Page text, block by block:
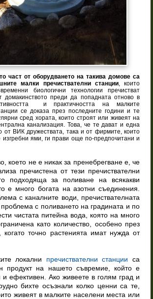
част от оборудването на такива домове са
малки пречиствателни станции, които
биологични технологии пречистват
домакинството преди да попадната отново в
и практичността на малките
се доказа през последните години и те
сред хората, които строят или живеят на
канализация. Това, че те дават и една
от ВИК дружествата, така и от фирмите, които
изгребни ями, ги прави още по-предпочитани и
което не е никак за пренебрегване е, че
пречистена от тези пречиствателни
подходяща за поливане на всякакви
е много богата на азотни съединения.
с каналните води, пречиствателната
с поливането на градината и по
чистата питейна вода, която на много
като количество, особено през
когато точно растенията имат нужда от
локални пречиствателни станции са
продукт на нашето съвремие, който е
и ефективен. Ако живеете в голям град и
бихте осъзнали колко ценни са те,
живеят в малките населени места или